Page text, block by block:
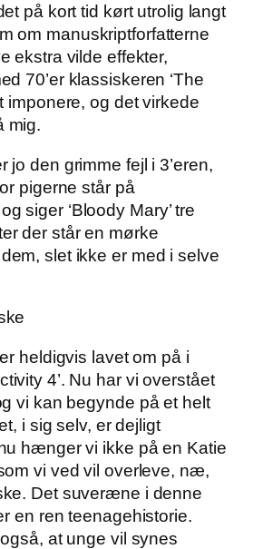
på kort tid kørt utrolig langt
om manuskriptforfatterne
ekstra vilde effekter,
70’er klassiskeren ‘The
imponere, og det virkede
mig.
jo den grimme fejl i 3’eren,
pigerne står på
siger ‘Bloody Mary’ tre
der står en mørke
slet ikke er med i selve
heldigvis lavet om på i
4’. Nu har vi overstået
vi kan begynde på et helt
i sig selv, er dejligt
hænger vi ikke på en Katie
vi ved vil overleve, næ,
Det suveræne i denne
en ren teenagehistorie.
at unge vil synes